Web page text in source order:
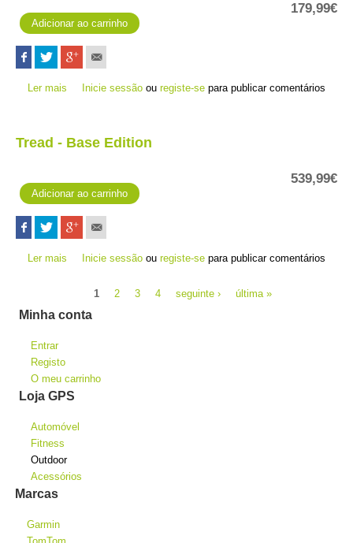
179,99€
Ler mais acerca de eTrex SE
Inicie sessão ouregiste-se para publicar comentários
Tread - Base Edition
539,99€
Ler mais acerca de Tread - Base Edition
Inicie sessão ouregiste-se para publicar comentários
1 2 3 4 seguinte › última »
Minha conta
Entrar
Registo
O meu carrinho
Loja GPS
Automóvel
Fitness
Outdoor
Acessórios
Marcas
Garmin